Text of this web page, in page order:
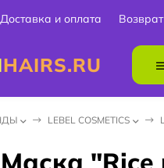
Доставка и оплата
HAIRS.RU
LEBEL COSMETICS
Маска